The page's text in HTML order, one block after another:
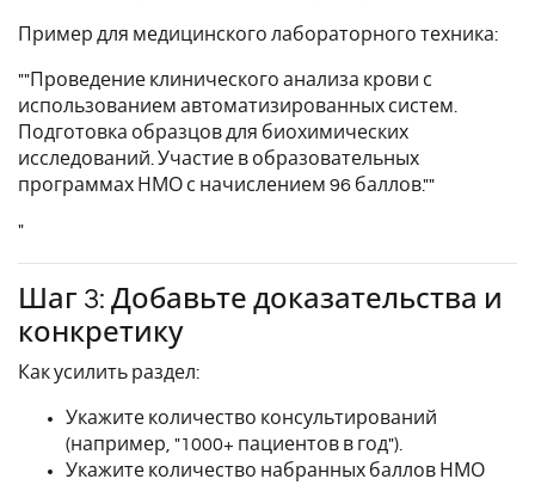
Пример для медицинского лабораторного техника:
""Проведение клинического анализа крови с
использованием автоматизированных систем.
Подготовка образцов для биохимических
исследований. Участие в образовательных
программах НМО с начислением 96 баллов.""
"
Шаг 3: Добавьте доказательства и
конкретику
Как усилить раздел:
Укажите количество консультирований
(например, "1000+ пациентов в год").
Укажите количество набранных баллов НМО